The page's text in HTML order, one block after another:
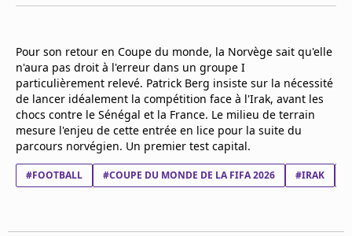
Grille TV
beINSPIRED
CGU
Mentions légales
Cookies
Protection des données
Paramétrer mon consentement
Pour son retour en Coupe du monde, la Norvège sait qu'elle
n'aura pas droit à l'erreur dans un groupe I
particulièrement relevé. Patrick Berg insiste sur la nécessité
de lancer idéalement la compétition face à l'Irak, avant les
chocs contre le Sénégal et la France. Le milieu de terrain
mesure l'enjeu de cette entrée en lice pour la suite du
parcours norvégien. Un premier test capital.
#FOOTBALL #COUPE DU MONDE DE LA FIFA 2026 #IRAK